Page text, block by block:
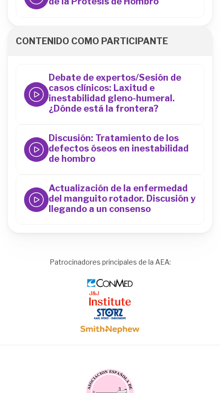
CONTENIDO COMO PARTICIPANTE
Debate de expertos/Sesión de
casos clínicos: Laxitud e
inestabilidad gleno-humeral.
¿Dónde está la frontera?
Discusión: Tratamiento de los
defectos óseos en inestabilidad
de hombro
Actualización de la enfermedad
del manguito rotador. Discusión y
llegando a un consenso
Patrocinadores principales de la AEA:
Image
Image
Image
Image
Image